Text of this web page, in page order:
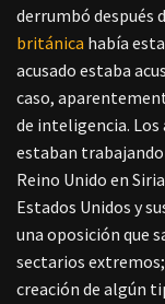
derrumbó después
británica había
acusado estaba
caso,
de inteligencia.
estaban trabajando
Reino Unido en
Estados Unidos y
una oposición que
sectarios
creación de algún